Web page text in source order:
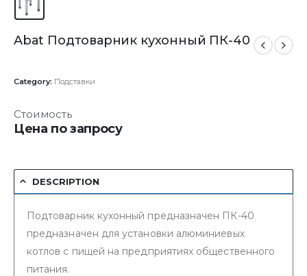
Abat Подтоварник кухонный ПК-40
Category: Подставки
Стоимость
Цена по запросу
DESCRIPTION
Подтоварник кухонный предназначен ПК-40
предназначен для установки алюминиевых
котлов с пищей на предприятиях общественного
питания.